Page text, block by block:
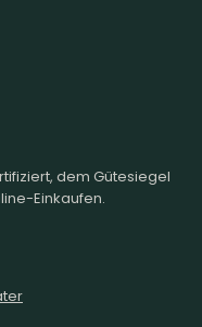
dem Gütesiegel
Einkaufen.